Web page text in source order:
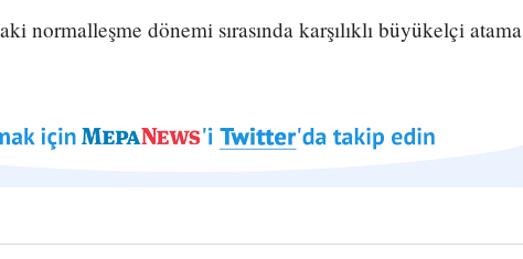
normalleşme dönemi sırasında karşılıklı büyükelçi atama